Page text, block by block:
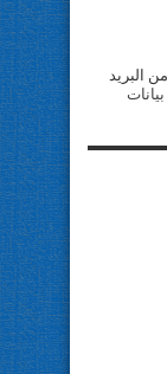
البريد